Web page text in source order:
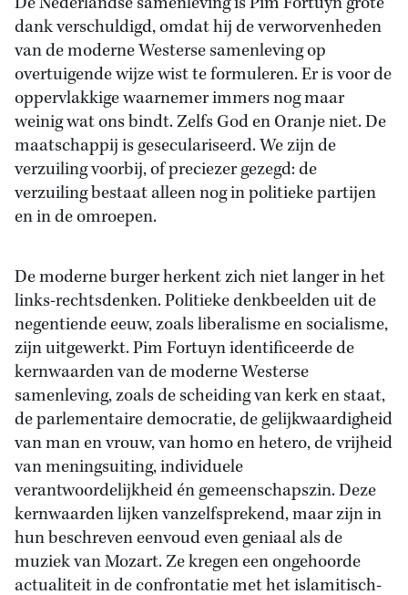
dank verschuldigd, omdat hij de verworvenheden
van de moderne Westerse samenleving op
overtuigende wijze wist te formuleren. Er is voor de
oppervlakkige waarnemer immers nog maar
weinig wat ons bindt. Zelfs God en Oranje niet. De
maatschappij is geseculariseerd. We zijn de
verzuiling voorbij, of preciezer gezegd: de
verzuiling bestaat alleen nog in politieke partijen
en in de omroepen.
De moderne burger herkent zich niet langer in het
links-rechtsdenken. Politieke denkbeelden uit de
negentiende eeuw, zoals liberalisme en socialisme,
zijn uitgewerkt. Pim Fortuyn identificeerde de
kernwaarden van de moderne Westerse
samenleving, zoals de scheiding van kerk en staat,
de parlementaire democratie, de gelijkwaardigheid
van man en vrouw, van homo en hetero, de vrijheid
van meningsuiting, individuele
verantwoordelijkheid én gemeenschapszin. Deze
kernwaarden lijken vanzelfsprekend, maar zijn in
hun beschreven eenvoud even geniaal als de
muziek van Mozart. Ze kregen een ongehoorde
actualiteit in de confrontatie met het islamitisch-